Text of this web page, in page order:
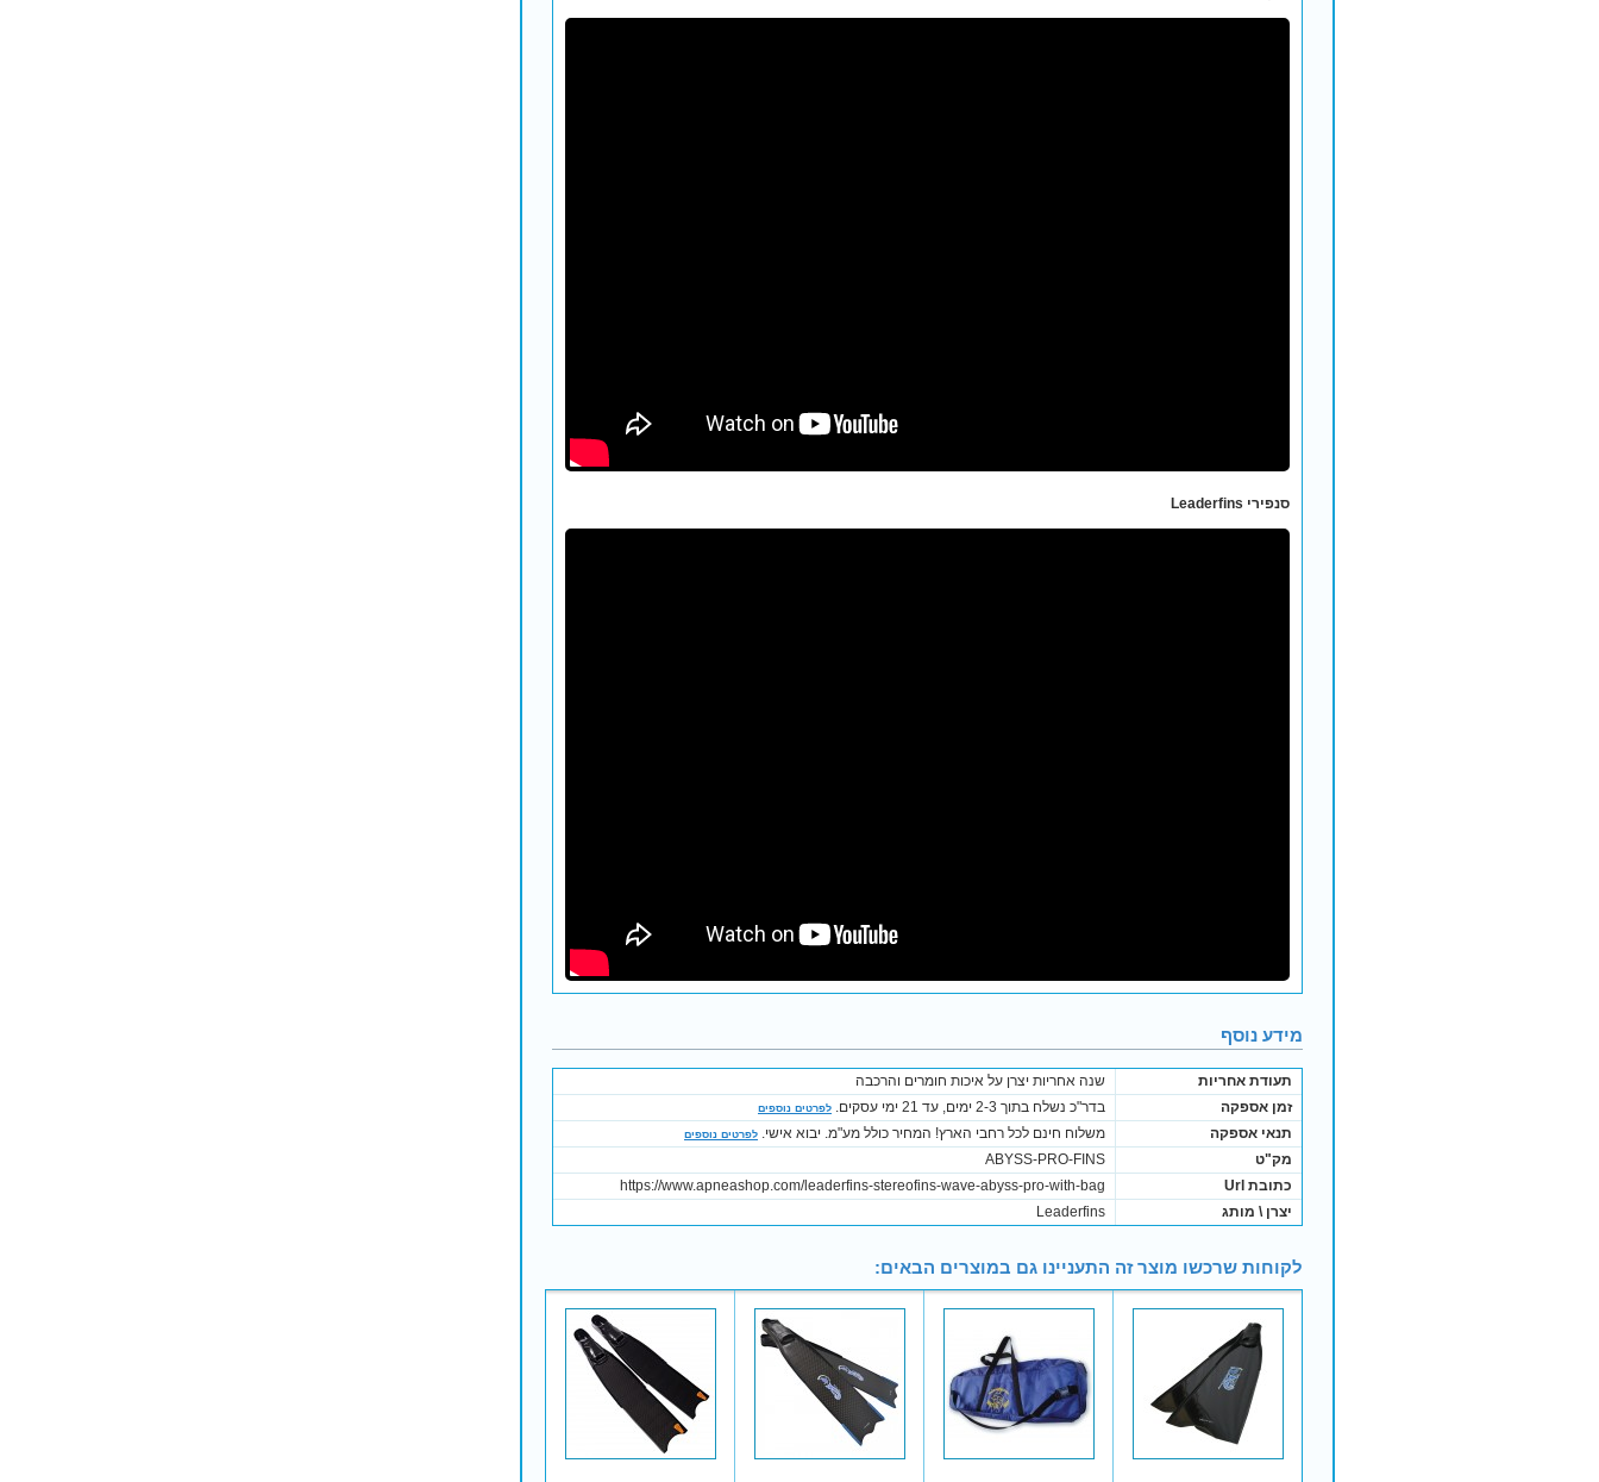
סנפירי Leaderfins
מידע נוסף
תעודת אחריות
שנה אחריות יצרן על איכות חומרים והרכבה
זמן אספקה
בדר"כ נשלח בתוך 2-3 ימים, עד 21 ימי עסקים. לפרטים נוספים
תנאי אספקה משלוח חינם לכל רחבי הארץ! המחיר כולל מע"מ. יבוא אישי. לפרטים נוספים
מק"ט
ABYSS-PRO-FINS
כתובת Url
https://www.apneashop.com/leaderfins-stereofins-wave-abyss-pro-with-bag
יצרן \ מותג
Leaderfins
לקוחות שרכשו מוצר זה התעניינו גם במוצרים הבאים: